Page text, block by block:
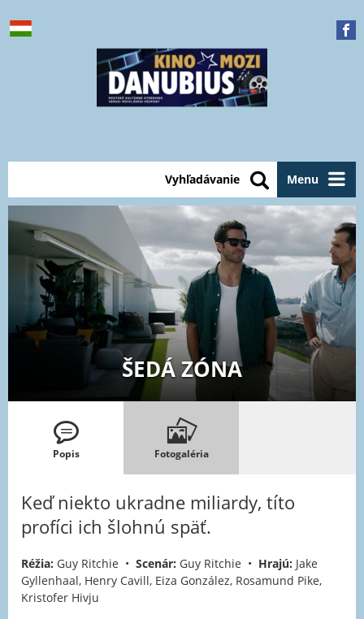
Menu
Vyhľadávanie
ŠEDÁ ZÓNA
Popis Fotogaléria
Keď niekto ukradne miliardy, títo
profíci ich šlohnú späť.
Réžia: Guy Ritchie • Scenár: Guy Ritchie • Hrajú: Jake
Gyllenhaal, Henry Cavill, Eiza González, Rosamund Pike,
Kristofer Hivju